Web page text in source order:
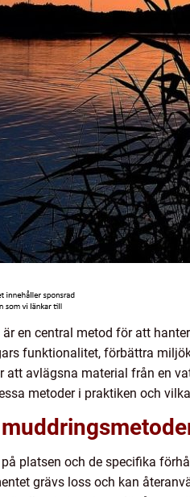
är en central metod för att
funktionalitet, förbättra
att avlägsna material från en
metoder i praktiken och
på platsen och de specifika
grävs loss och kan